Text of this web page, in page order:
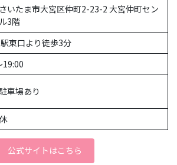
いたま市大宮区仲町2-23-2 大宮仲町セン
3階
東口より徒歩3分
19:00
車場あり
公式サイトはこちら